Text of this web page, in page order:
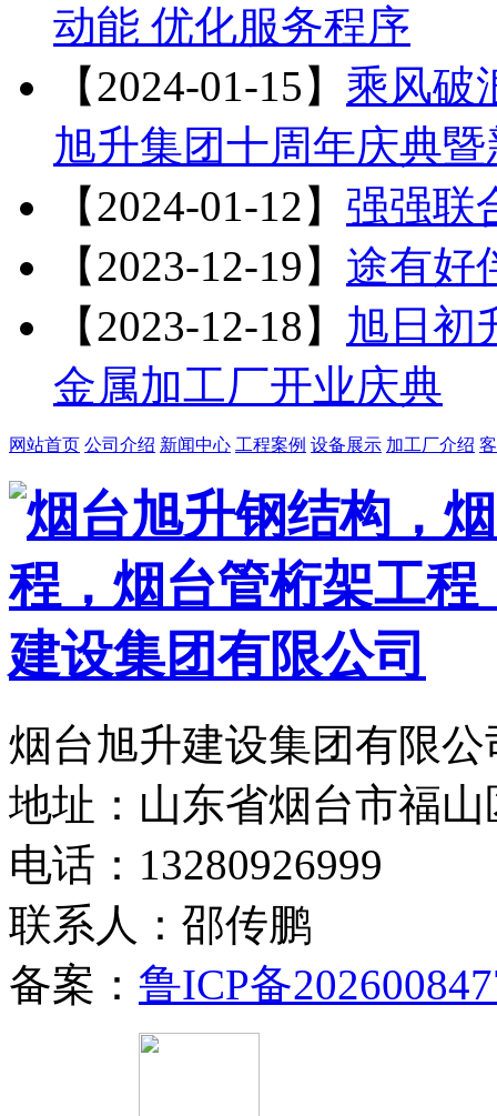
动能 优化服务程序
【2024-01-15】 乘风破
旭升集团十周年庆典
【2024-01-12】 强强联
【2023-12-19】 途有好
【2023-12-18】 旭日初
金属加工厂开业庆典
网站首页 公司介绍 新闻中心 工程案例 设备展示 加工厂介绍
烟台旭升建设集团有限
地址：山东省烟台市福
电话：13280926999
联系人：邵传鹏
备案： 鲁ICP备